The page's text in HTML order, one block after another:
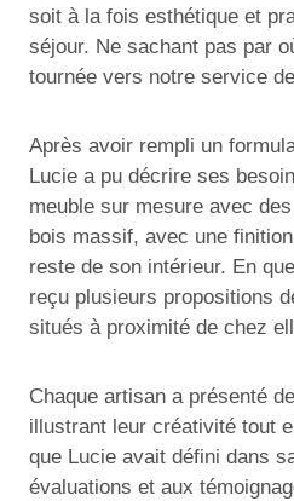
soit à la fois esthétique et
séjour. Ne sachant pas par
tournée vers notre service
Après avoir rempli un
Lucie a pu décrire ses
meuble sur mesure avec
bois massif, avec une
reste de son intérieur. En
reçu plusieurs propositions
situés à proximité de chez
Chaque artisan a présenté
illustrant leur créativité tout
que Lucie avait défini dans
évaluations et aux